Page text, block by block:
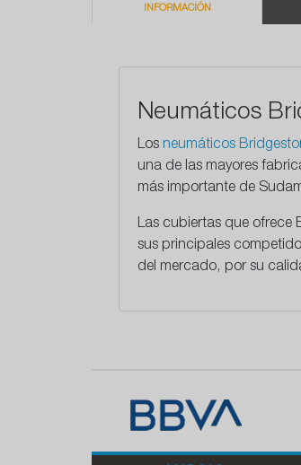
INFORMACIÓN
Neumáticos
Los neumáticos
una de las mayores
más importante de
Las cubiertas que ofrece
sus principales
del mercado, por su